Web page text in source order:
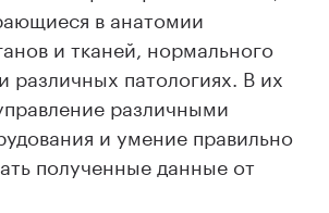
в анатомии
и тканей, нормального
различных патологиях. В их
различными
и умение правильно
полученные данные от